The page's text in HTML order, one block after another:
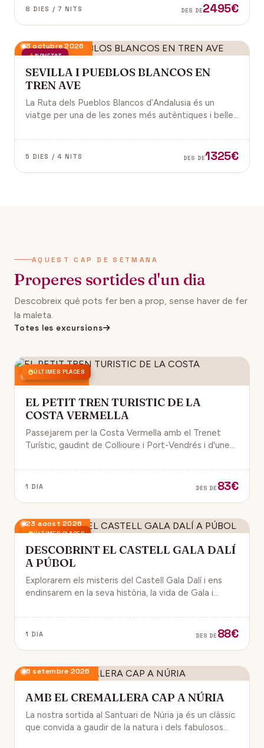
8 DIES / 7 NITS DES DE2495€
NOVETAT
3 octubre 2026
SEVILLA I PUEBLOS BLANCOS EN
TREN AVE
La Ruta dels Pueblos Blancos d’Andalusia és un
viatge per una de les zones més autèntiques i belles
Cadis i Màlaga. Vens amb nosaltres?
5 DIES / 4 NITS DES DE1325€
AQUEST CAP DE SETMANA
Properes sortides d'un dia
Descobreix què pots fer ben a prop, sense haver de fer
la maleta.
Totes les excursions
ÚLTIMES PLACES
16 agost 2026
EL PETIT TREN TURISTIC DE LA
COSTA VERMELLA
Passejarem per la Costa Vermella amb el Trenet
Turístic, gaudint de Collioure i Port-Vendrés i d'unes
1 DIA DES DE 83€
ÚLTIMES PLACES
23 agost 2026
DESCOBRINT EL CASTELL GALA DALÍ
A PÚBOL
Explorarem els misteris del Castell Gala Dalí i ens
endinsarem en la seva història, la vida de Gala i
1 DIA DES DE 88€
6 setembre 2026
AMB EL CREMALLERA CAP A NÚRIA
La nostra sortida al Santuari de Núria ja és un clàssic
que convida a gaudir de la natura i dels fabulosos